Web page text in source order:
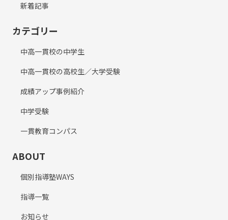
新着記事
カテゴリー
中高一貫校の中学生
中高一貫校の高校生／大学受験
成績アップ事例紹介
中学受験
一貫教育コンパス
ABOUT
個別指導塾WAYS
指導一覧
お知らせ